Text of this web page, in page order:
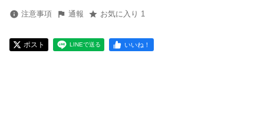
注意事項 通報 お気に入り 1
ポスト LINEで送る いいね！